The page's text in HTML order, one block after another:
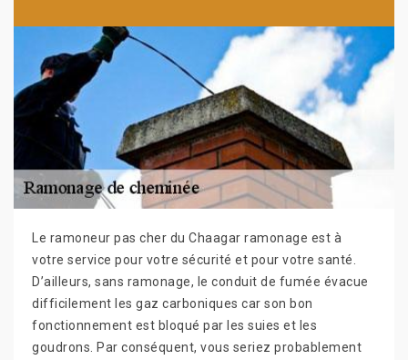
Le ramoneur pas cher du Chaagar ramonage est à
votre service pour votre sécurité et pour votre santé.
D’ailleurs, sans ramonage, le conduit de fumée évacue
difficilement les gaz carboniques car son bon
fonctionnement est bloqué par les suies et les
goudrons. Par conséquent, vous seriez probablement